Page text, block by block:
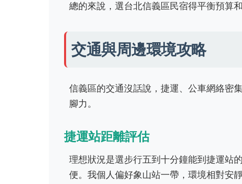
總的來說，選台北信義區民宿得平衡預算
交通與周邊環境攻略
信義區的交通沒話說，捷運、公車網絡密
腳力。
捷運站距離評估
理想狀況是選步行五到十分鐘能到捷運站
便。我個人偏好象山站一帶，環境相對安